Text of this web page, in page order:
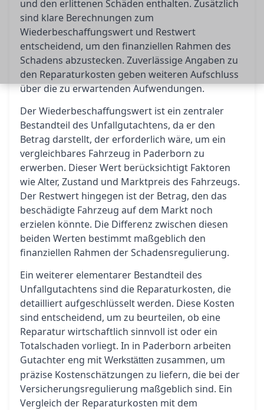
und den erlittenen Schäden enthalten. Zusätzlich
sind klare Berechnungen zum
Wiederbeschaffungswert und Restwert
entscheidend, um den finanziellen Rahmen des
Schadens abzustecken. Zuverlässige Angaben zu
den Reparaturkosten geben weiteren Aufschluss
über die zu erwartenden Aufwendungen.
Der Wiederbeschaffungswert ist ein zentraler
Bestandteil des Unfallgutachtens, da er den
Betrag darstellt, der erforderlich wäre, um ein
vergleichbares Fahrzeug in Paderborn zu
erwerben. Dieser Wert berücksichtigt Faktoren
wie Alter, Zustand und Marktpreis des Fahrzeugs.
Der Restwert hingegen ist der Betrag, den das
beschädigte Fahrzeug auf dem Markt noch
erzielen könnte. Die Differenz zwischen diesen
beiden Werten bestimmt maßgeblich den
finanziellen Rahmen der Schadensregulierung.
Ein weiterer elementarer Bestandteil des
Unfallgutachtens sind die Reparaturkosten, die
detailliert aufgeschlüsselt werden. Diese Kosten
sind entscheidend, um zu beurteilen, ob eine
Reparatur wirtschaftlich sinnvoll ist oder ein
Totalschaden vorliegt. In in Paderborn arbeiten
Gutachter eng mit Werkstätten zusammen, um
präzise Kostenschätzungen zu liefern, die bei der
Versicherungsregulierung maßgeblich sind. Ein
Vergleich der Reparaturkosten mit dem